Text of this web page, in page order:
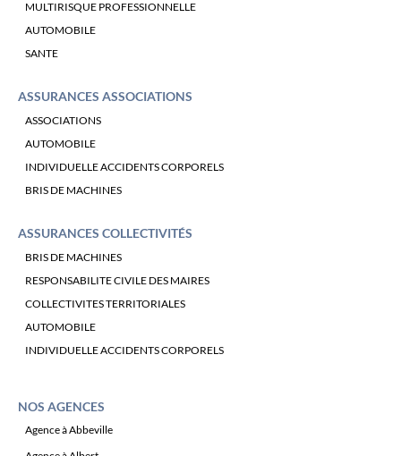
MULTIRISQUE PROFESSIONNELLE
AUTOMOBILE
SANTE
ASSURANCES ASSOCIATIONS
ASSOCIATIONS
AUTOMOBILE
INDIVIDUELLE ACCIDENTS CORPORELS
BRIS DE MACHINES
ASSURANCES COLLECTIVITÉS
BRIS DE MACHINES
RESPONSABILITE CIVILE DES MAIRES
COLLECTIVITES TERRITORIALES
AUTOMOBILE
INDIVIDUELLE ACCIDENTS CORPORELS
NOS AGENCES
Agence à Abbeville